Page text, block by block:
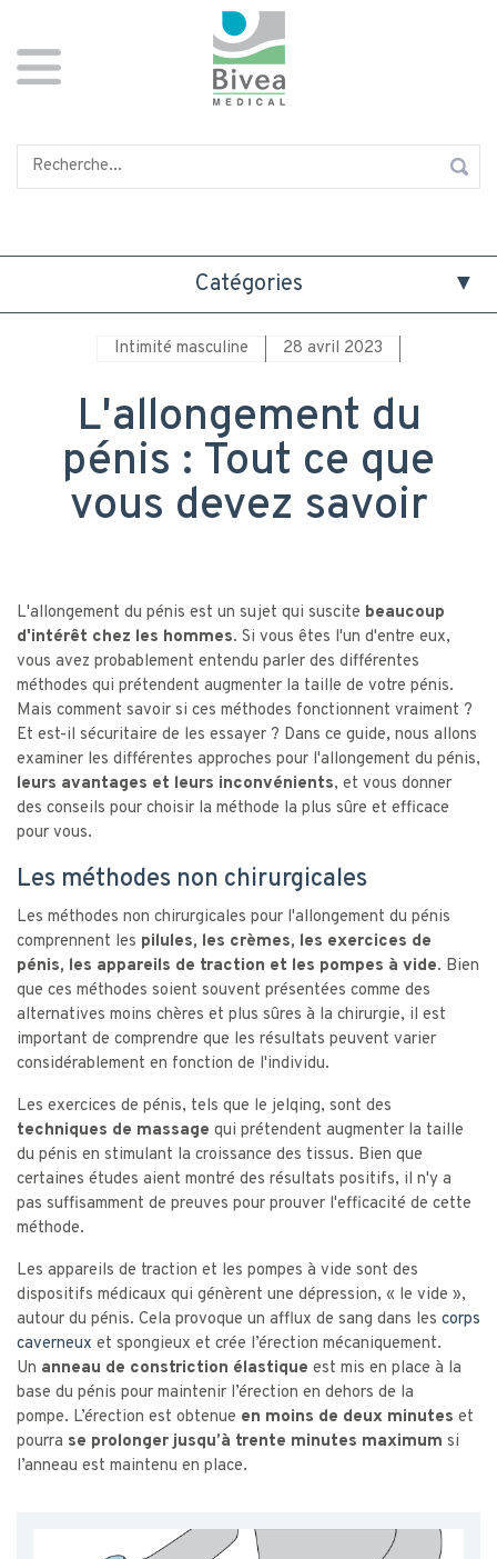
contenu
principal
Catégories
Intimité masculine 28 avril 2023
L'allongement du
pénis : Tout ce que
vous devez savoir
L'allongement du pénis est un sujet qui suscite beaucoup
d'intérêt chez les hommes. Si vous êtes l'un d'entre eux,
vous avez probablement entendu parler des différentes
méthodes qui prétendent augmenter la taille de votre pénis.
Mais comment savoir si ces méthodes fonctionnent vraiment ?
Et est-il sécuritaire de les essayer ? Dans ce guide, nous allons
examiner les différentes approches pour l'allongement du pénis,
leurs avantages et leurs inconvénients, et vous donner
des conseils pour choisir la méthode la plus sûre et efficace
pour vous.
Les méthodes non chirurgicales
Les méthodes non chirurgicales pour l'allongement du pénis
comprennent les pilules, les crèmes, les exercices de
pénis, les appareils de traction et les pompes à vide. Bien
que ces méthodes soient souvent présentées comme des
alternatives moins chères et plus sûres à la chirurgie, il est
important de comprendre que les résultats peuvent varier
considérablement en fonction de l'individu.
Les exercices de pénis, tels que le jelqing, sont des
techniques de massage qui prétendent augmenter la taille
du pénis en stimulant la croissance des tissus. Bien que
certaines études aient montré des résultats positifs, il n'y a
pas suffisamment de preuves pour prouver l'efficacité de cette
méthode.
Les appareils de traction et les pompes à vide sont des
dispositifs médicaux qui génèrent une dépression, « le vide »,
autour du pénis. Cela provoque un afflux de sang dans les corps
caverneux et spongieux et crée l’érection mécaniquement.
Un anneau de constriction élastique est mis en place à la
base du pénis pour maintenir l’érection en dehors de la
pompe. L’érection est obtenue en moins de deux minutes et
pourra se prolonger jusqu’à trente minutes maximum si
l’anneau est maintenu en place.
Panneau de gestion des cookies